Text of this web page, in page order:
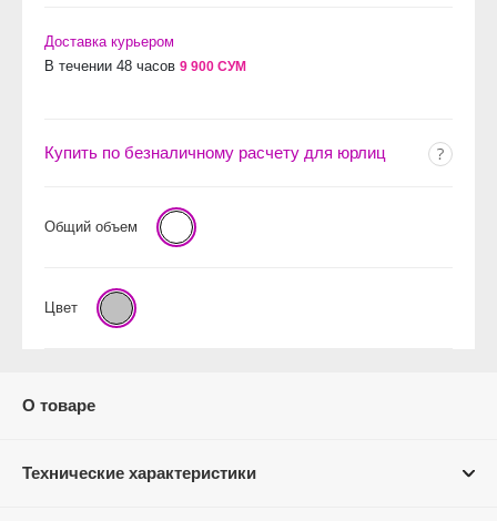
Доставка курьером
В течении 48 часов 9 900 СУМ
Купить по безналичному расчету для юрлиц
Общий объем
Цвет
О товаре
Технические характеристики